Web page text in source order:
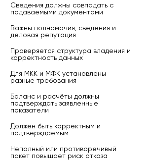
Сведения должны совпадать с
подаваемыми документами
Важны полномочия, сведения и
деловая репутация
Проверяется структура владения и
корректность данных
Для МКК и МФК установлены
разные требования
Баланс и расчёты должны
подтверждать заявленные
показатели
Должен быть корректным и
подтверждаемым
Неполный или противоречивый
пакет повышает риск отказа